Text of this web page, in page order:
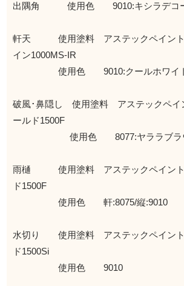
出隅角 使用色 9010:キシラデコ
軒天 使用塗料 アステックペイント･
イン1000MS-IR
使用色 9010:クールホワイ
破風･鼻隠し 使用塗料 アステックペイ
ールド1500F
使用色 8077:ヤララブ
雨樋 使用塗料 アステックペイント
ド1500F
使用色 軒:8075/縦:9010
水切り 使用塗料 アステックペイント
ド1500Si
使用色 9010